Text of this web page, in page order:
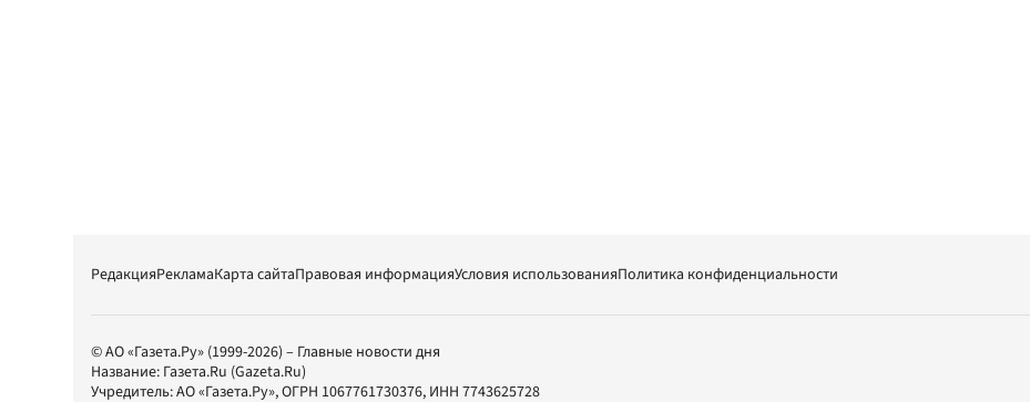
РедакцияРекламаКарта сайтаПравовая информацияУсловия использованияПолитика конфиденциальности
© АО «Газета.Ру» (1999-2026) – Главные новости дня
Название: Газета.Ru (Gazeta.Ru)
Учредитель:АО «Газета.Ру», ОГРН 1067761730376, ИНН 7743625728